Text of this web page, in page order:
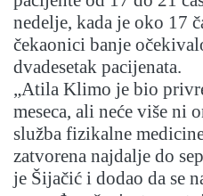
nedelje, kada je oko 17
čekaonici banje
dvadesetak pacijenata.
„Atila Klimo je bio
meseca, ali neće više ni
služba fizikalne
zatvorena najdalje do
je Šijačić i dodao da se